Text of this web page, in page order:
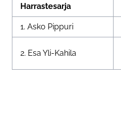
Harrastesarja
1. Asko Pippuri
2. Esa Yli-Kahila